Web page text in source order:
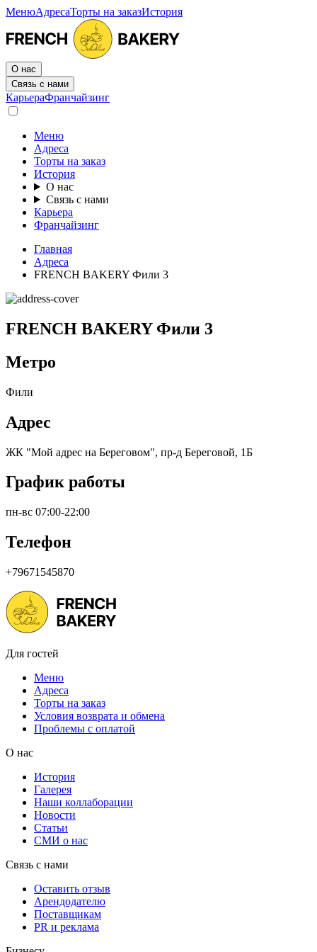
МенюАдресаТорты на заказИстория
О нас
Связь с нами
КарьераФранчайзинг
Меню
Адреса
Торты на заказ
История
О нас
Связь с нами
Карьера
Франчайзинг
Главная
Адреса
FRENCH BAKERY Фили 3
FRENCH BAKERY Фили 3
Метро
Фили
Адрес
ЖК "Мой адрес на Береговом", пр-д Береговой, 1Б
График работы
пн-вс 07:00-22:00
Телефон
+79671545870
Для гостей
Меню
Адреса
Торты на заказ
Условия возврата и обмена
Проблемы с оплатой
О нас
История
Галерея
Наши коллаборации
Новости
Статьи
СМИ о нас
Связь с нами
Оставить отзыв
Арендодателю
Поставщикам
PR и реклама